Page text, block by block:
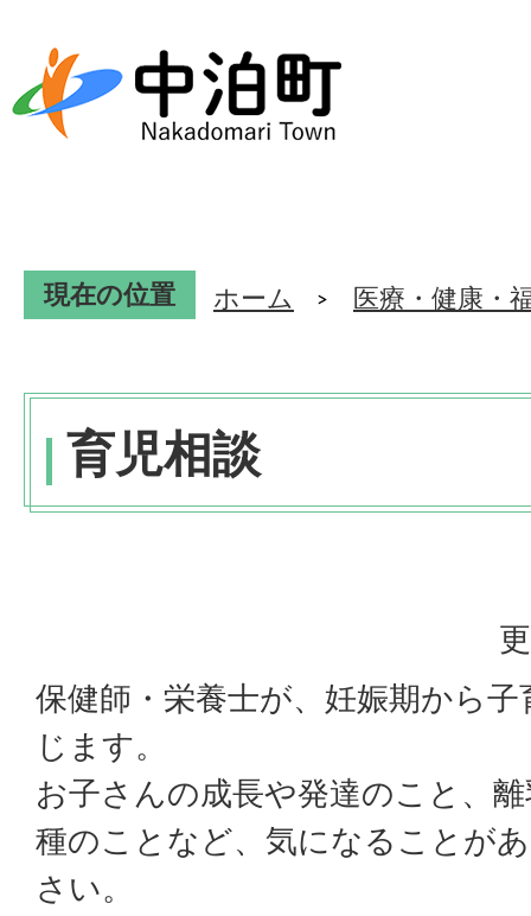
現在の位置 ホーム 医療・健康・
育児相談
保健師・栄養士が、妊娠期から
じます。
お子さんの成長や発達のこと、
種のことなど、気になることが
さい。